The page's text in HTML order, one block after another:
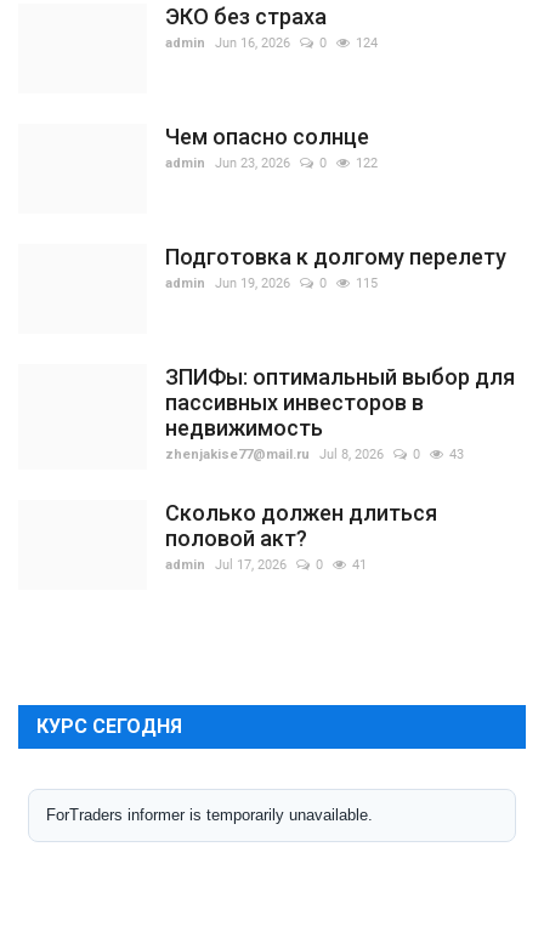
ЭКО без страха
admin Jun 16, 2026 0 124
Чем опасно солнце
admin Jun 23, 2026 0 122
Подготовка к долгому перелету
admin Jun 19, 2026 0 115
ЗПИФы: оптимальный выбор для
пассивных инвесторов в
недвижимость
zhenjakise77@mail.ru Jul 8, 2026 0 43
Сколько должен длиться
половой акт?
admin Jul 17, 2026 0 41
КУРС СЕГОДНЯ